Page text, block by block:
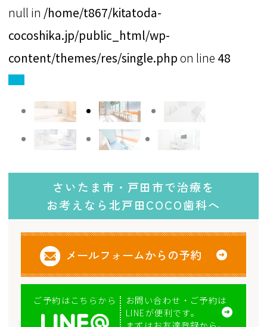
null in /home/t867/kitatoda-
cocoshika.jp/public_html/wp-
content/themes/res/single.phpon line 48
さいたま市・戸田市で治療を
お考えなら北戸田COCO歯科へ
メールフォームからの予約
ご予約はこちらから
お問い合わせ・ご予約は
LINEが便利です。